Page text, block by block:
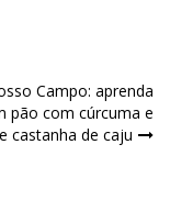
Campo: aprenda
pão com cúrcuma e
castanha de caju